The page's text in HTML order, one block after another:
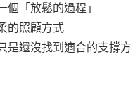
「放鬆的過程」
的照顧方式
是還沒找到適合的支撐方